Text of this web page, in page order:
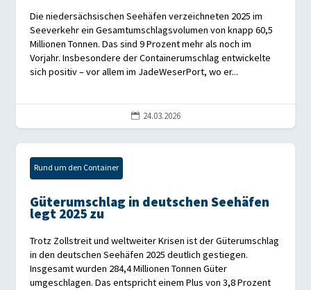
Die niedersächsischen Seehäfen verzeichneten 2025 im
Seeverkehr ein Gesamtumschlagsvolumen von knapp 60,5
Millionen Tonnen. Das sind 9 Prozent mehr als noch im
Vorjahr. Insbesondere der Containerumschlag entwickelte
sich positiv – vor allem im JadeWeserPort, wo er...
 24.03.2026
Rund um den Container
Güterumschlag in deutschen Seehäfen
legt 2025 zu
Trotz Zollstreit und weltweiter Krisen ist der Güterumschlag
in den deutschen Seehäfen 2025 deutlich gestiegen.
Insgesamt wurden 284,4 Millionen Tonnen Güter
umgeschlagen. Das entspricht einem Plus von 3,8 Prozent